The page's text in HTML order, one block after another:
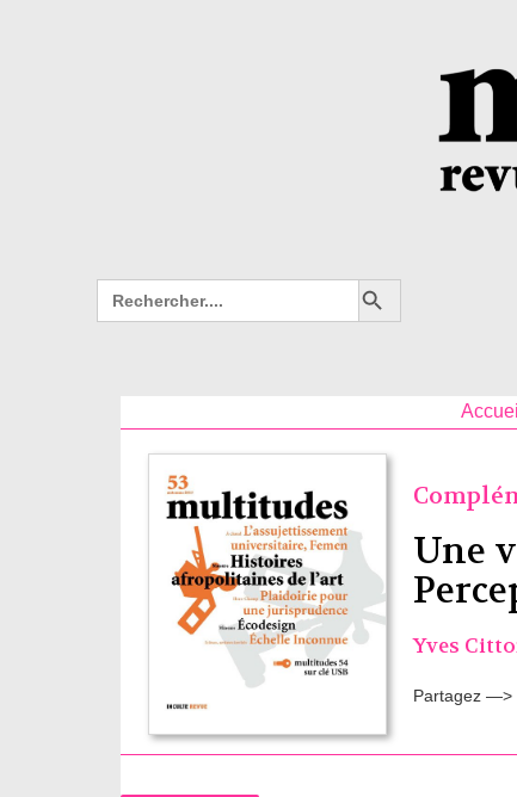
Search
for:
Search Button
Accueil
Une
Yves
Partagez —>